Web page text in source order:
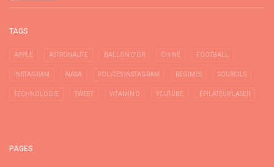
TAGS
APPLE ASTRONAUTE BALLON D'OR CHINE FOOTBALL
INSTAGRAM NASA POLICES INSTAGRAM RÉGIMES SOURCILS
TECHNOLOGIE TWEET VITAMIN D YOUTUBE ÉPILATEUR LASER
PAGES